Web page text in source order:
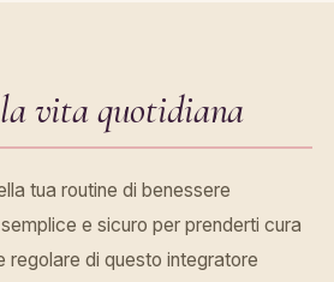
vita quotidiana
tua routine di benessere
e sicuro per prenderti cura
regolare di questo integratore